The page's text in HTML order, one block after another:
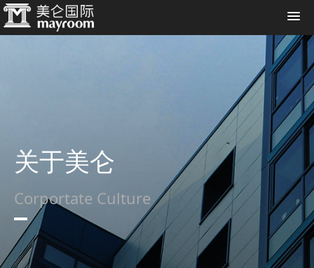
关于美仑
Corportate Culture